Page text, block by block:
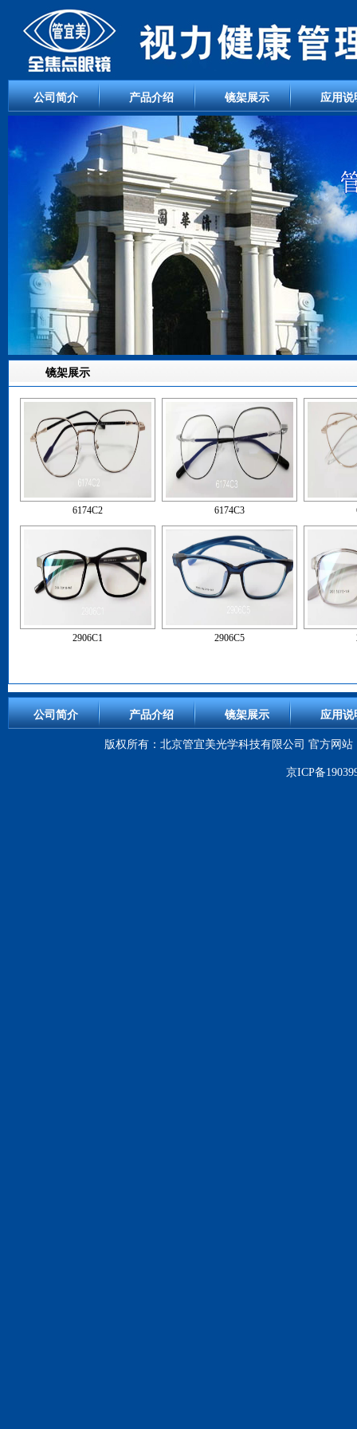
公司简介 产品介绍 镜架展示 应用说
镜架展示
6174C2 6174C3
2906C1 2906C5
公司简介 产品介绍 镜架展示 应用说
版权所有：北京管宜美光学科技有限公司 官方网站
京ICP备